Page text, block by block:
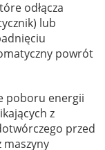
odłącza
lub
powrót
poboru energii
z
przed